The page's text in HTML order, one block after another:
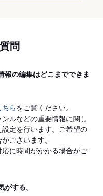
問
報の編集はどこまでできま
ちらをご覧ください。
ルなどの重要情報に関し
定を行います。ご希望の
ございます。
に時間がかかる場合がご
する。